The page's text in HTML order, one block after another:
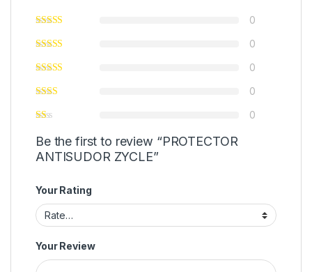
0
0
0
0
0
Be the first to review “PROTECTOR
ANTISUDOR ZYCLE”
Your Rating
Your Review